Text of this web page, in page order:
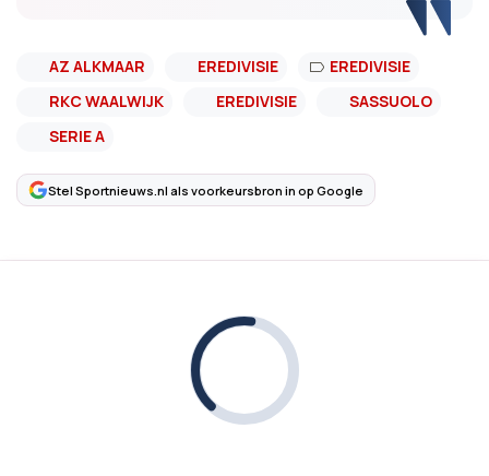
AZ ALKMAAR EREDIVISIE
EREDIVISIE
RKC WAALWIJK
EREDIVISIE
SASSUOLO
SERIE A
Stel Sportnieuws.nl als voorkeursbron in op Google